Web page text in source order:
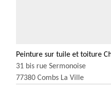
Peinture sur tuile et toiture
31 bis rue Sermonoise
77380 Combs La Ville